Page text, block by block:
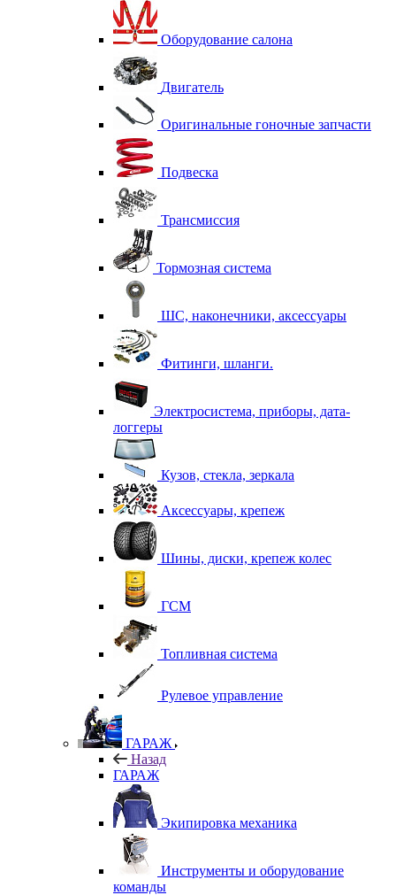
Оборудование салона
Двигатель
Оригинальные гоночные запчасти
Подвеска
Трансмиссия
Тормозная система
ШС, наконечники, аксессуары
Фитинги, шланги.
Электросистема, приборы, дата-
логгеры
Кузов, стекла, зеркала
Аксессуары, крепеж
Шины, диски, крепеж колес
ГСМ
Топливная система
Рулевое управление
ГАРАЖ
Назад
ГАРАЖ
Экипировка механика
Инструменты и оборудование
команды